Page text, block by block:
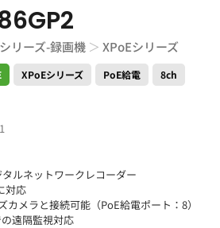
リーズ-録画機 ＞ XPoEシリーズ
XPoEシリーズ PoE給電 8ch
ルネットワークレコーダー
対応
カメラと接続可能（PoE給電ポート：8）
遠隔監視対応